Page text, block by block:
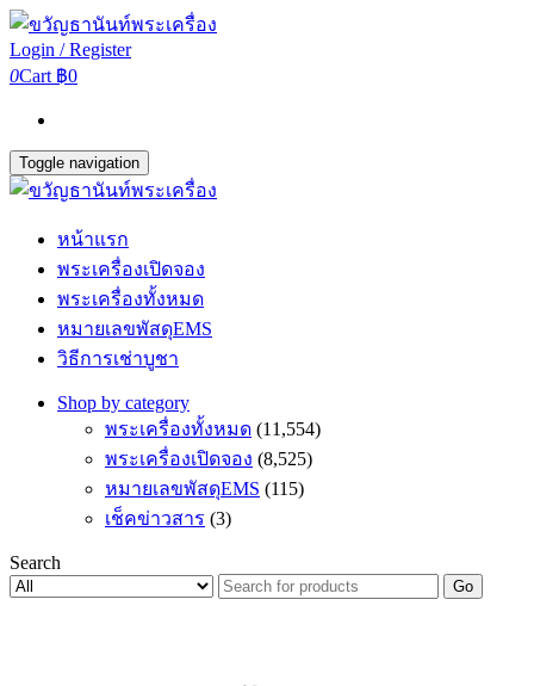
Login / Register
0Cart ฿0
Toggle navigation
หน้าแรก
พระเครื่องเปิดจอง
พระเครื่องทั้งหมด
หมายเลขพัสดุEMS
วิธีการเช่าบูชา
Shop by category
พระเครื่องทั้งหมด (11,554)
พระเครื่องเปิดจอง (8,525)
หมายเลขพัสดุEMS (115)
เช็คข่าวสาร (3)
Search
Go